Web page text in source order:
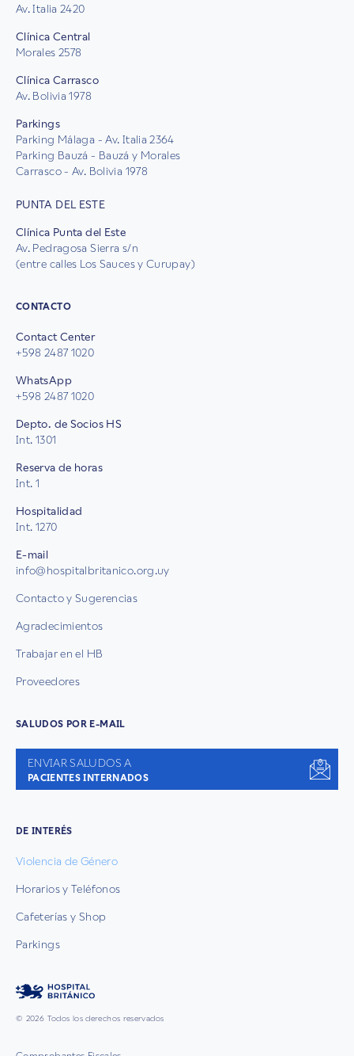
Av. Italia 2420
Clínica Central
Morales 2578
Clínica Carrasco
Av. Bolivia 1978
Parkings
Parking Málaga - Av. Italia 2364
Parking Bauzá - Bauzá y Morales
Carrasco - Av. Bolivia 1978
PUNTA DEL ESTE
Clínica Punta del Este
Av. Pedragosa Sierra s/n
(entre calles Los Sauces y Curupay)
CONTACTO
Contact Center
+598 2487 1020
WhatsApp
+598 2487 1020
Depto. de Socios HS
Int. 1301
Reserva de horas
Int. 1
Hospitalidad
Int. 1270
E-mail
info@hospitalbritanico.org.uy
Contacto y Sugerencias
Agradecimientos
Trabajar en el HB
Proveedores
SALUDOS POR E-MAIL
ENVIAR SALUDOS A
PACIENTES INTERNADOS
DE INTERÉS
Violencia de Género
Horarios y Teléfonos
Cafeterías y Shop
Parkings
© 2026 Todos los derechos reservados